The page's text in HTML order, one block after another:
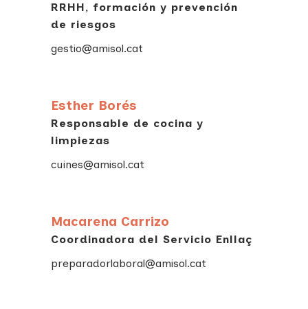
RRHH, formación y prevención
de riesgos
gestio@amisol.cat
Esther Borés
Responsable de cocina y
limpiezas
cuines@amisol.cat
Macarena Carrizo
Coordinadora del Servicio Enllaç
preparadorlaboral@amisol.cat